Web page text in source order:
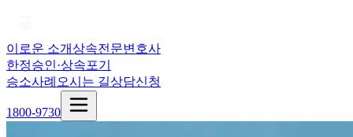
이로운 소개상속전문변호사
한정승인·상속포기
승소사례 오시는 길상담신청
1800-9730